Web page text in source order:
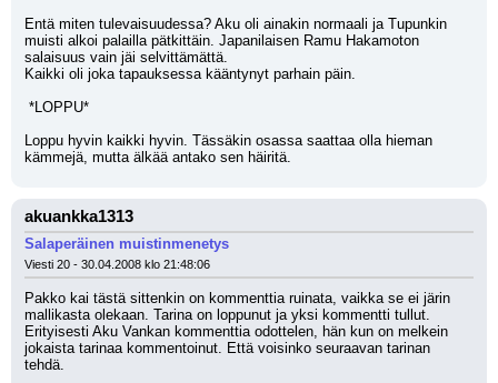
Entä miten tulevaisuudessa? Aku oli ainakin normaali ja Tupunkin
muisti alkoi palailla pätkittäin. Japanilaisen Ramu Hakamoton
salaisuus vain jäi selvittämättä.
Kaikki oli joka tapauksessa kääntynyt parhain päin.
*LOPPU*
Loppu hyvin kaikki hyvin. Tässäkin osassa saattaa olla hieman
kämmejä, mutta älkää antako sen häiritä.
akuankka1313
Salaperäinen muistinmenetys
Viesti 20 - 30.04.2008 klo 21:48:06
Pakko kai tästä sittenkin on kommenttia ruinata, vaikka se ei järin
mallikasta olekaan. Tarina on loppunut ja yksi kommentti tullut.
Erityisesti Aku Vankan kommenttia odottelen, hän kun on melkein
jokaista tarinaa kommentoinut. Että voisinko seuraavan tarinan
tehdä.